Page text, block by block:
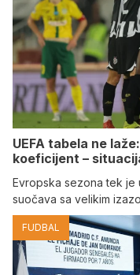
UEFA tabela ne
koeficijent –
Evropska sezona tek je
suočava sa velikim
FUDBAL